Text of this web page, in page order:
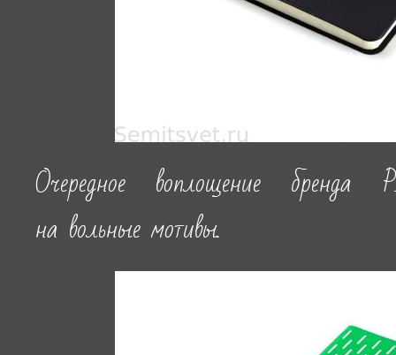
Очередное воплощение
на вольные мотивы.